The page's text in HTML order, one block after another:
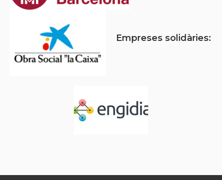
Empreses solidàries: